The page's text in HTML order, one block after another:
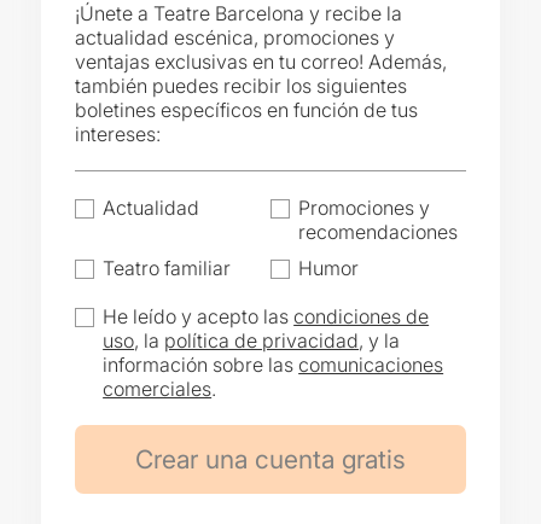
¡Únete a Teatre Barcelona y recibe la
actualidad escénica, promociones y
ventajas exclusivas en tu correo! Además,
también puedes recibir los siguientes
boletines específicos en función de tus
intereses:
Actualidad
Promociones y
recomendaciones
Teatro familiar
Humor
He leído y acepto lascondiciones de
uso, la política de privacidad, y la
información sobre lascomunicaciones
comerciales.